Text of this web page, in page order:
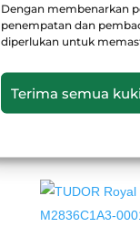
Dengan membenarkan
penempatan dan
diperlukan untuk
Terima semua kuki
TUDOR
ROYAL
14,350.00
NEW